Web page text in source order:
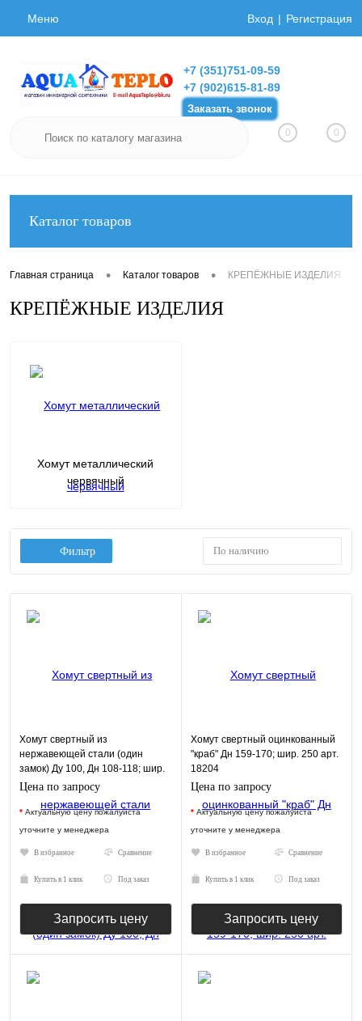
Меню Вход Регистрация
+7 (351)751-09-59
+7 (902)615-81-89
Заказать звонок
0 0
Каталог товаров
Главная страница • Каталог товаров • КРЕПЁЖНЫЕ ИЗДЕЛИЯ
КРЕПЁЖНЫЕ ИЗДЕЛИЯ
Хомут металлический
червячный
Фильтр По наличию
Хомут свертный из
нержавеющей стали (один
замок) Ду 100, Дн 108-118; шир.
250 арт. 18302
Цена по запросу
* Актуальную цену пожалуйста
уточните у менеджера
В избранное Сравнение
Купить в 1 клик Под заказ
Запросить цену
Хомут свертный оцинкованный
"краб" Дн 159-170; шир. 250 арт.
18204
Цена по запросу
* Актуальную цену пожалуйста
уточните у менеджера
В избранное Сравнение
Купить в 1 клик Под заказ
Запросить цену